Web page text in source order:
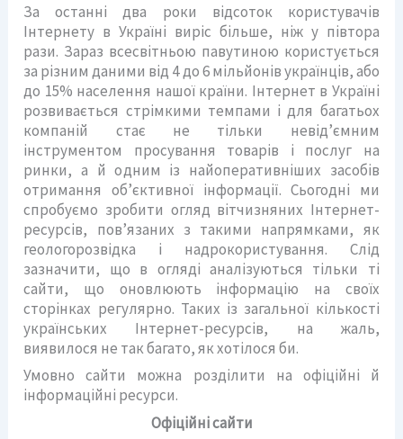
За останні два роки відсоток користувачів
Інтернету в Україні виріс більше, ніж у півтора
рази. Зараз всесвітньою павутиною користується
за різним даними від 4 до 6 мільйонів українців, або
до 15% населення нашої країни. Інтернет в Україні
розвивається стрімкими темпами і для багатьох
компаній стає не тільки невід’ємним
інструментом просування товарів і послуг на
ринки, а й одним із найоперативніших засобів
отримання об’єктивної інформації. Сьогодні ми
спробуємо зробити огляд вітчизняних Інтернет-
ресурсів, пов’язаних з такими напрямками, як
геологорозвідка і надрокористування. Слід
зазначити, що в огляді аналізуються тільки ті
сайти, що оновлюють інформацію на своїх
сторінках регулярно. Таких із загальної кількості
українських Інтернет-ресурсів, на жаль,
виявилося не так багато, як хотілося би.
Умовно сайти можна розділити на офіційні й
інформаційні ресурси.
Офіційні сайти